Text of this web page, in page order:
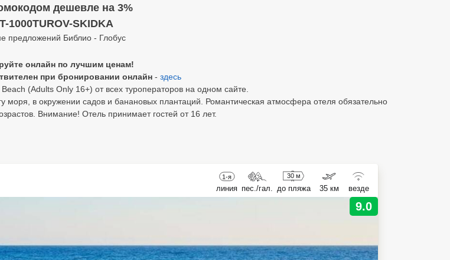
дешевле на 3%
1000TUROV-SKIDKA
предложений Библио - Глобус
онлайн по лучшим ценам!
при бронировании онлайн - здесь
(Adults Only 16+) от всех туроператоров на одном сайте.
в окружении садов и банановых плантаций. Романтическая атмосфера отеля обязательно
Внимание! Отель принимает гостей от 16 лет.
1-я
линия пес./гал.
30 м
до пляжа 35 км везде
9.0